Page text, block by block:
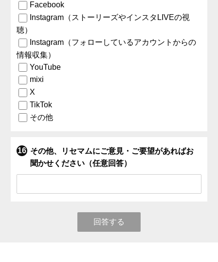
Facebook
Instagram（ストーリーズやインスタLIVEの視
聴）
Instagram（フォローしているアカウントからの
情報収集）
YouTube
mixi
X
TikTok
その他
その他、リセマムにご意見・ご要望があればお
聞かせください（任意回答）
回答する